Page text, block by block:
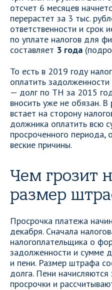
отсчет 6 месяцев
перерастет за 3 тыс.
ответственности и срок
по уплате налогов для
составляет 3 года
То есть в 2019 году
оплатить
— долг по ТН за 2015
вносить уже не обязан. В
встает на сторону
должника оплатить всю
просроченного периода,
веские причины.
Чем грозит
размер
Просрочка платежа
декабря. Сначала
налогоплательщика о
задолженности и сумме
и пени. Размер штрафа
долга. Пени
просрочки и